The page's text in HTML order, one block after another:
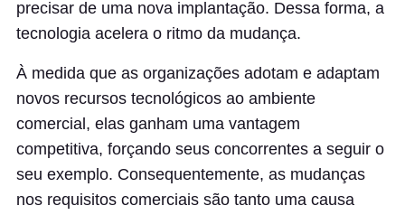
precisar de uma nova implantação. Dessa forma, a
tecnologia acelera o ritmo da mudança.
À medida que as organizações adotam e adaptam
novos recursos tecnológicos ao ambiente
comercial, elas ganham uma vantagem
competitiva, forçando seus concorrentes a seguir o
seu exemplo. Consequentemente, as mudanças
nos requisitos comerciais são tanto uma causa